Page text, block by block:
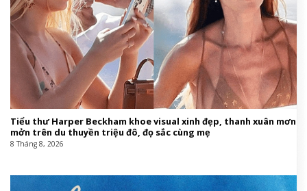
Tiểu thư Harper Beckham khoe visual xinh đẹp, thanh xuân mơn
mởn trên du thuyền triệu đô, đọ sắc cùng mẹ
8 Tháng 8, 2026